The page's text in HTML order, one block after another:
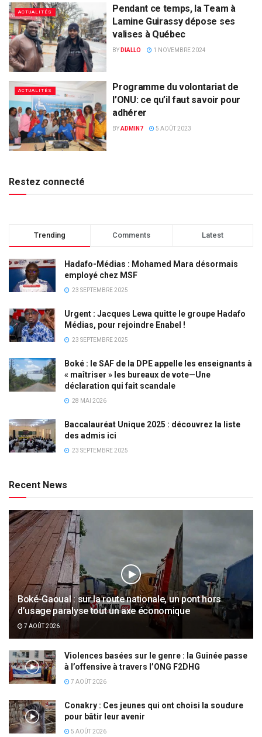
ACTUALITÉS
Pendant ce temps, la Team à
Lamine Guirassy dépose ses
valises à Québec
BY DIALLO 1 NOVEMBRE 2024
ACTUALITÉS
Programme du volontariat de
l’ONU: ce qu’il faut savoir pour
adhérer
BYADMIN7 5 AOÛT 2023
Restez connecté
Trending Comments Latest
Hadafo-Médias : Mohamed Mara désormais
employé chez MSF
23 SEPTEMBRE 2025
Urgent : Jacques Lewa quitte le groupe Hadafo
Médias, pour rejoindre Enabel !
23 SEPTEMBRE 2025
Boké : le SAF de la DPE appelle les enseignants à
« maîtriser » les bureaux de vote—Une
déclaration qui fait scandale
28 MAI 2026
Baccalauréat Unique 2025 : découvrez la liste
des admis ici
23 SEPTEMBRE 2025
Recent News
Boké-Gaoual : sur la route nationale, un pont hors
d’usage paralyse tout un axe économique
7 AOÛT 2026
Violences basées sur le genre : la Guinée passe
à l’offensive à travers l’ONG F2DHG
7 AOÛT 2026
Conakry : Ces jeunes qui ont choisi la soudure
pour bâtir leur avenir
5 AOÛT 2026